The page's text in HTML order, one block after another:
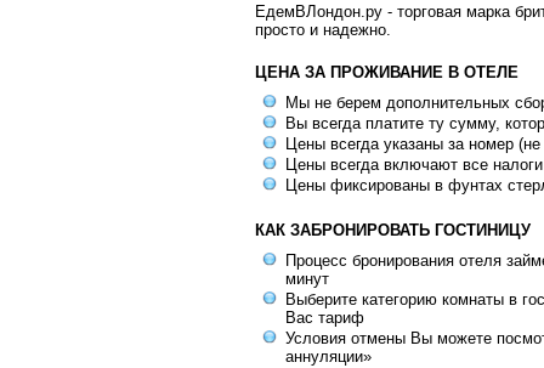
ЕдемВЛондон.ру - торговая марка
просто и надежно.
ЦЕНА ЗА ПРОЖИВАНИЕ В ОТЕЛЕ
Мы не берем дополнительных
Вы всегда платите ту сумму,
Цены всегда указаны за номер
Цены всегда включают все
Цены фиксированы в фунтах
КАК ЗАБРОНИРОВАТЬ ГОСТИНИЦУ
Процесс бронирования отеля
минут
Выберите категорию комнаты в
Вас тариф
Условия отмены Вы можете
аннуляции»